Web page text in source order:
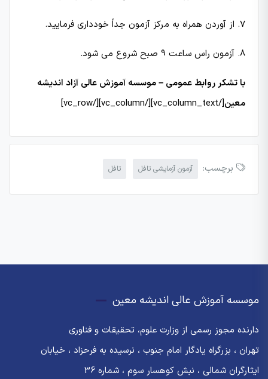
7. از آوردن همراه به مركز آزمون جداً خودداری فرمایید.
8. آزمون راس ساعت 9 صبح شروع می شود.
با تشکر روابط عمومی – موسسه آموزش عالی آزاد اندیشه
معین[/vc_column_text][/vc_column][/vc_row]
برچسب: آزمون آزمایشی تافل تافل
موسسه آموزش عالی اندیشه معین
دارنده مجوز رسمی از وزارت علوم، تحقیقات و فناوری
تهران ، بزرگراه یادگار امام جنوب ، نرسیده به فرحزاد ، خیابان
ایثارگران شمالی ، نبش کوهسار سوم ، شماره 36